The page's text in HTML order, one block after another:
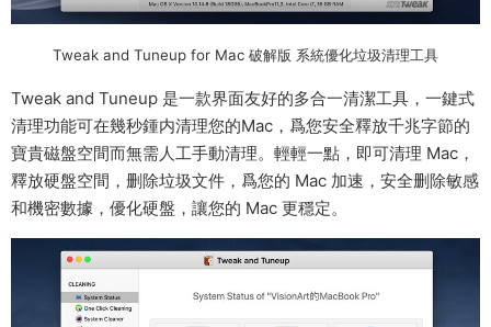
Tweak and Tuneup for Mac 破解版 系統優化垃圾清理工具
Tweak and Tuneup 是一款界面友好的多合一清潔工具，一鍵式
清理功能可在幾秒鍾内清理您的Mac，爲您安全釋放千兆字節的
寶貴磁盤空間而無需人工手動清理。輕輕一點，即可清理 Mac，
釋放硬盤空間，删除垃圾文件，爲您的 Mac 加速，安全删除敏感
和機密數據，優化硬盤，讓您的 Mac 更穩定。